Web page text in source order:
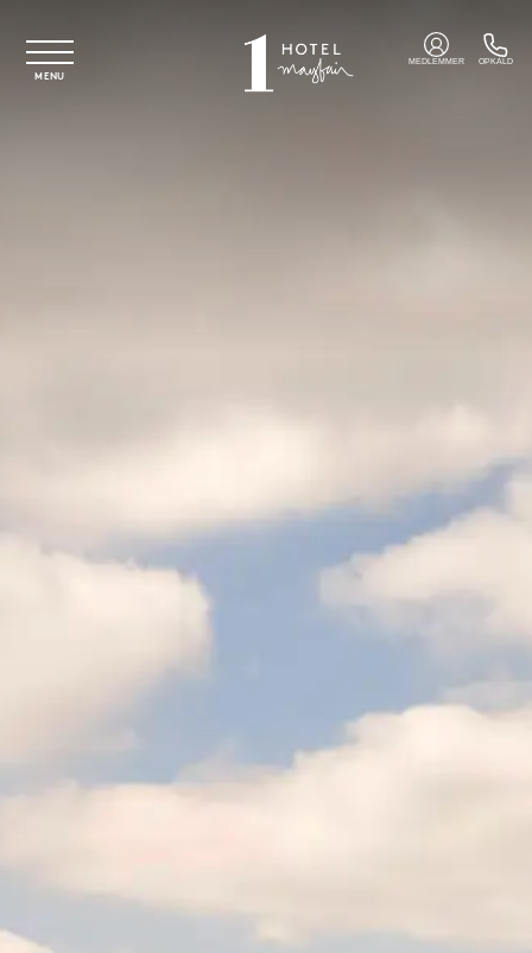
MENU
MEDLEMMER OPKALD